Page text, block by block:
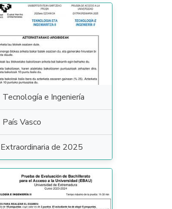
Tecnología e Ingeniería
País Vasco
Extraordinaria de 2025